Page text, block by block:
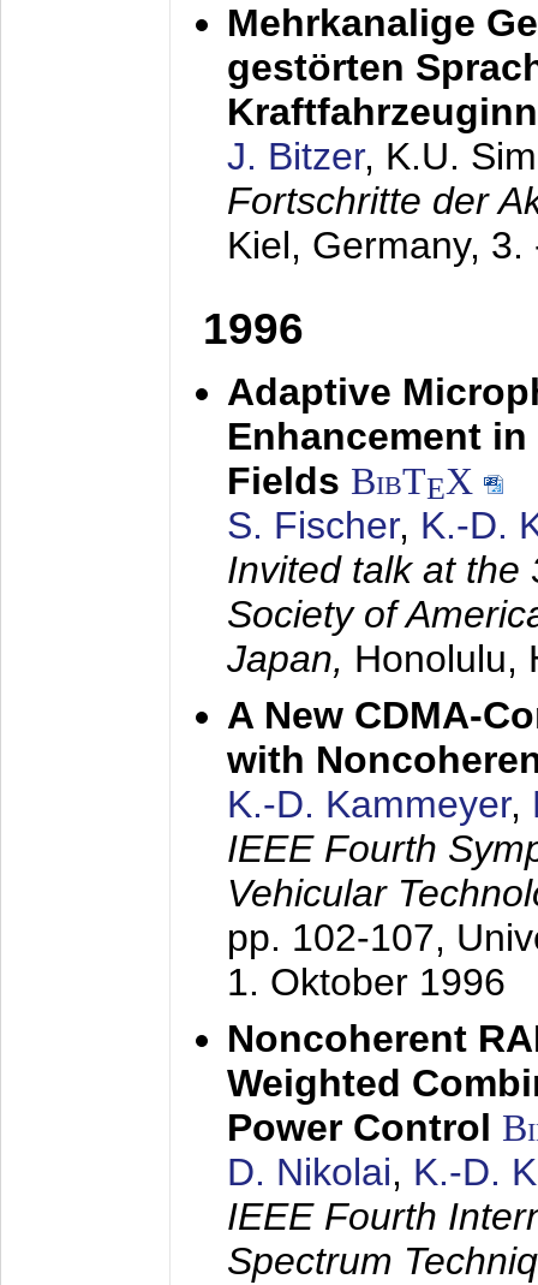
Mehrkanalige
gestörten
J. Bitzer, K.U.
Fortschritte der
Kiel, Germany, 3.
1996
Adaptive
Enhancement
Fields BibTEX
S. Fischer, K.-D.
Invited talk at the
Society of
Japan, Honolulu,
A New CDMA-
with
K.-D. Kammeyer,
IEEE Fourth
Vehicular
pp. 102-107,
1. Oktober 1996
Noncoherent
Weighted
Power Control
D. Nikolai, K.-D.
IEEE Fourth
Spectrum